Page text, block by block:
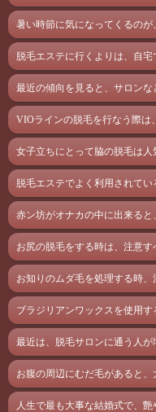
暑い時節に気になってくるのが
脱毛エステに行くよりは、自宅
最近の傾向を見ると、サロンな
VIOラインの脱毛を行なう際は
女子立ちにとって脇の脱毛は人
脱毛エステでよく利用されて
赤ン坊がオナカの中に出来ると
お尻の脱毛をする時は、注意す
お知りのムダ毛を処理する時、
ブラジリアンワックスを使用す
最近は、脱毛サロンに通う人
お腹の周辺にむだ毛があると、
人生で最も大事な結婚式で、